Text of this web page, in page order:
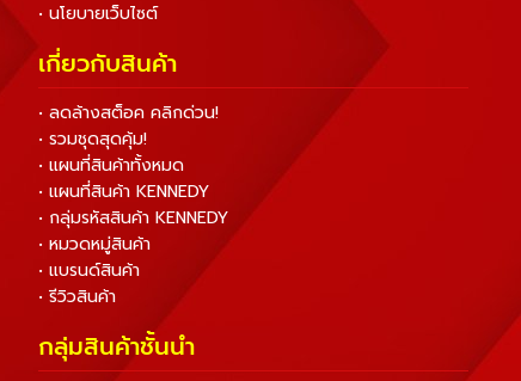
• นโยบายเว็บไซต์
เกี่ยวกับสินค้า
• ลดล้างสต็อค คลิกด่วน!
• รวมชุดสุดคุ้ม!
• แผนที่สินค้าทั้งหมด
• แผนที่สินค้า KENNEDY
• กลุ่มรหัสสินค้า KENNEDY
• หมวดหมู่สินค้า
• แบรนด์สินค้า
• รีวิวสินค้า
กลุ่มสินค้าชั้นนำ